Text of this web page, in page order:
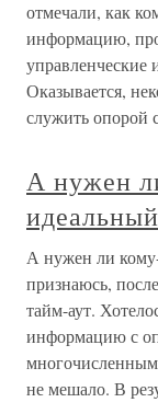
отмечали, как
информацию,
Оказывается,
служить опорой
А нужен
А нужен ли
признаюсь,
тайм-аут.
информацию с
не мешало. В